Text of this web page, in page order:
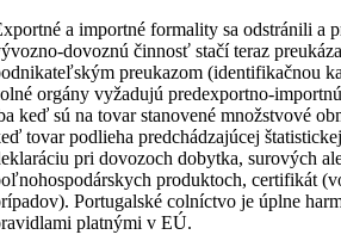
a importné formality sa odstránili a
dovoznú činnosť stačí teraz
preukazom (identifikačnou
orgány vyžadujú predexportno-
keď sú na tovar stanovené množstvové
tovar podlieha predchádzajúcej
pri dovozoch dobytka, surových
produktoch, certifikát
Portugalské colníctvo je úplne
platnými v EÚ.